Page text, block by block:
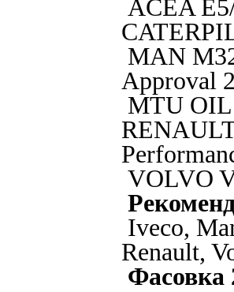
ACEA
MAN
Approval
MTU
VOLVO
Iveco,
Renault,
Фасовка